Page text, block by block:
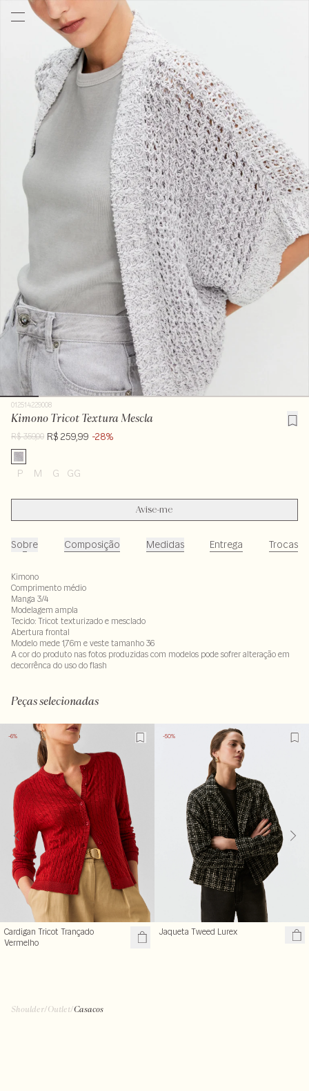
012514229008
Kimono Tricot Textura Mescla
R$ 359,00 R$ 259,99 -28%
P M G GG
Avise-me
Sobre Composição Medidas Entrega Trocas
Kimono
Comprimento médio
Manga 3/4
Modelagem ampla
Tecido: Tricot texturizado e mesclado
Abertura frontal
Modelo mede 1,76m e veste tamanho 36
A cor do produto nas fotos produzidas com modelos pode sofrer alteração em
decorrênca do uso do flash
Peças selecionadas
-6%
Cardigan Tricot Trançado
Vermelho
-50%
Jaqueta Tweed Lurex
Shoulder/Outlet/Casacos